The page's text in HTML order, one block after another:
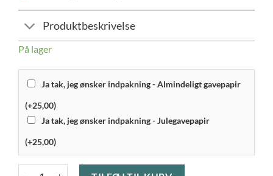
Produktbeskrivelse
På lager
Ja tak, jeg ønsker indpakning - Almindeligt gavepapir
(+25,00)
Ja tak, jeg ønsker indpakning - Julegavepapir
(+25,00)